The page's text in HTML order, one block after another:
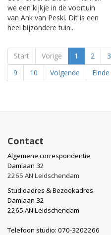
we een kijkje in de voortuin
van Ank van Peski. Dit is een
heel bijzondere tuin...
Start Vorige 1 2 3
9
10 Volgende Einde
Contact
Algemene correspondentie
Damlaan 32
2265 AN Leidschendam
Studioadres & Bezoekadres
Damlaan 32
2265 AN Leidschendam
Telefoon studio: 070-3202266